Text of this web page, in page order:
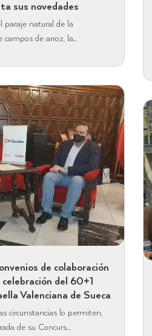
sus novedades
paraje natural de la
de arroz, la...
de colaboración
del 60+1
Valenciana de Sueca
circunstancias lo permiten,
de su Concurs...